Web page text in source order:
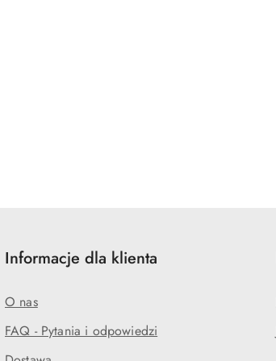
Informacje dla klienta
O nas
FAQ - Pytania i odpowiedzi